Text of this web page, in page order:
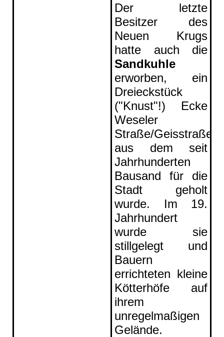
Der letzte
Besitzer des
Neuen Krugs
hatte auch die
Sandkuhle
erworben, ein
Dreieckstück
("Knust"!) Ecke
Weseler
Straße/Geisstraße,
aus dem seit
Jahrhunderten
Bausand für die
Stadt geholt
wurde. Im 19.
Jahrhundert
wurde sie
stillgelegt und
Bauern
errichteten kleine
Kötterhöfe auf
ihrem
unregelmaßigen
Gelände.